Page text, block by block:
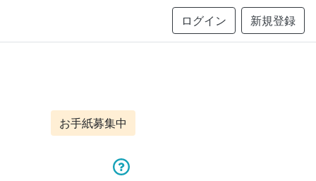
ログイン 新規登録
お手紙募集中